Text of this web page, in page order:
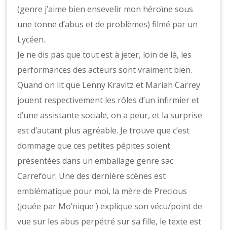
(genre j’aime bien ensevelir mon héroïne sous
une tonne d’abus et de problèmes) filmé par un
Lycéen.
Je ne dis pas que tout est à jeter, loin de là, les
performances des acteurs sont vraiment bien.
Quand on lit que Lenny Kravitz et Mariah Carrey
jouent respectivement les rôles d’un infirmier et
d’une assistante sociale, on a peur, et la surprise
est d’autant plus agréable. Je trouve que c’est
dommage que ces petites pépites soient
présentées dans un emballage genre sac
Carrefour. Une des dernière scènes est
emblématique pour moi, la mère de Precious
(jouée par Mo’nique ) explique son vécu/point de
vue sur les abus perpétré sur sa fille, le texte est